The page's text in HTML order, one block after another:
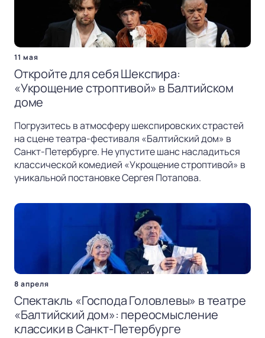
11 мая
Откройте для себя Шекспира:
«Укрощение строптивой» в Балтийском
доме
Погрузитесь в атмосферу шекспировских страстей
на сцене театра-фестиваля «Балтийский дом» в
Санкт-Петербурге. Не упустите шанс насладиться
классической комедией «Укрощение строптивой» в
уникальной постановке Сергея Потапова.
8 апреля
Спектакль «Господа Головлевы» в театре
«Балтийский дом»: переосмысление
классики в Санкт-Петербурге